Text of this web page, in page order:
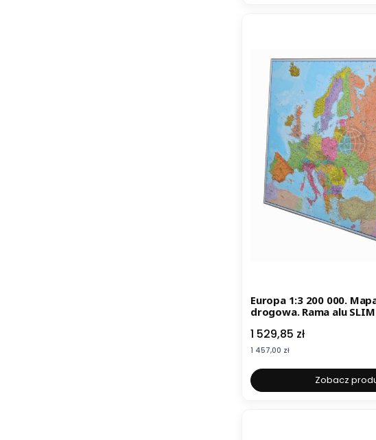
Europa 1:3 200 000.
drogowa. Rama alu SLIM
Cena
1 529,85 zł
Cena
1 457,00 zł
Zobacz